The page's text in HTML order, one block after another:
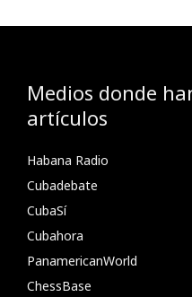
Medios donde
artículos
Habana Radio
Cubadebate
CubaSí
Cubahora
PanamericanWorld
ChessBase